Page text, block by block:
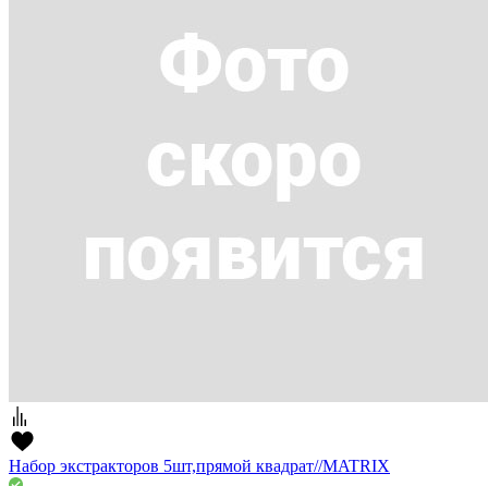
Набор экстракторов 5шт,прямой квадрат//MATRIX